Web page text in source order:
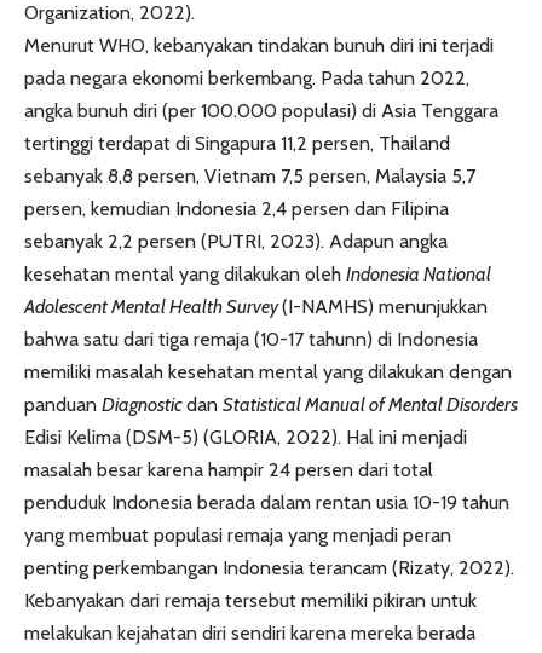
Organization, 2022).
Menurut WHO, kebanyakan tindakan bunuh diri ini terjadi
pada negara ekonomi berkembang. Pada tahun 2022,
angka bunuh diri (per 100.000 populasi) di Asia Tenggara
tertinggi terdapat di Singapura 11,2 persen, Thailand
sebanyak 8,8 persen, Vietnam 7,5 persen, Malaysia 5,7
persen, kemudian Indonesia 2,4 persen dan Filipina
sebanyak 2,2 persen (PUTRI, 2023). Adapun angka
kesehatan mental yang dilakukan oleh Indonesia National
Adolescent Mental Health Survey(I-NAMHS) menunjukkan
bahwa satu dari tiga remaja (10-17 tahunn) di Indonesia
memiliki masalah kesehatan mental yang dilakukan dengan
panduan Diagnosticdan Statistical Manual of Mental Disorders
Edisi Kelima (DSM-5) (GLORIA, 2022). Hal ini menjadi
masalah besar karena hampir 24 persen dari total
penduduk Indonesia berada dalam rentan usia 10-19 tahun
yang membuat populasi remaja yang menjadi peran
penting perkembangan Indonesia terancam (Rizaty, 2022).
Kebanyakan dari remaja tersebut memiliki pikiran untuk
melakukan kejahatan diri sendiri karena mereka berada